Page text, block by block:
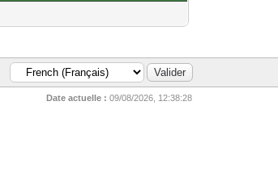
Date actuelle : 09/08/2026, 12:38:28